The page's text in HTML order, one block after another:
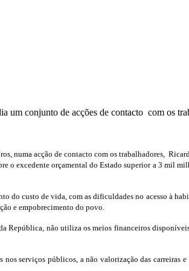
um conjunto de acções de contacto com os
numa acção de contacto com os trabalhadores,
o excedente orçamental do Estado superior a 3 mil
do custo de vida, com as dificuldades no acesso à
e empobrecimento do povo.
República, não utiliza os meios financeiros
serviços públicos, a não valorização das